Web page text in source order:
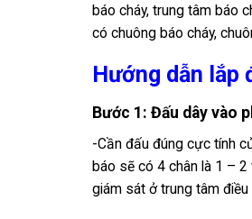
báo cháy, trung tâm báo
có chuông báo cháy,
Hướng dẫn lắp
Bước 1: Đấu dây vào
-Cần đấu đúng cực tính
báo sẽ có 4 chân là 1 – 2
giám sát ở trung tâm